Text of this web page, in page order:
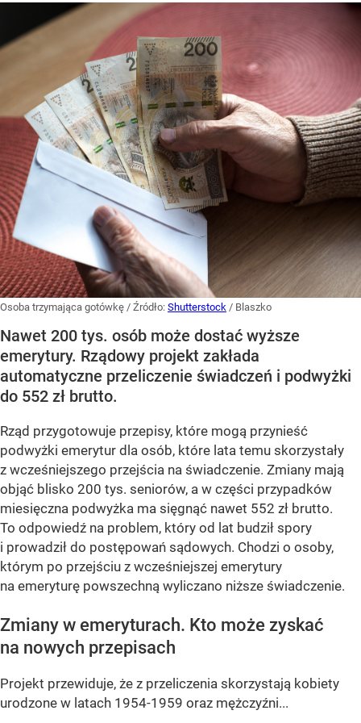
Osoba trzymająca gotówkę / Źródło: Shutterstock / Blaszko
Nawet 200 tys. osób może dostać wyższe
emerytury. Rządowy projekt zakłada
automatyczne przeliczenie świadczeń i podwyżki
do 552 zł brutto.
Rząd przygotowuje przepisy, które mogą przynieść
podwyżki emerytur dla osób, które lata temu skorzystały
z wcześniejszego przejścia na świadczenie. Zmiany mają
objąć blisko 200 tys. seniorów, a w części przypadków
miesięczna podwyżka ma sięgnąć nawet 552 zł brutto.
To odpowiedź na problem, który od lat budził spory
i prowadził do postępowań sądowych. Chodzi o osoby,
którym po przejściu z wcześniejszej emerytury
na emeryturę powszechną wyliczano niższe świadczenie.
Zmiany w emeryturach. Kto może zyskać
na nowych przepisach
Projekt przewiduje, że z przeliczenia skorzystają kobiety
urodzone w latach 1954-1959 oraz mężczyźni...